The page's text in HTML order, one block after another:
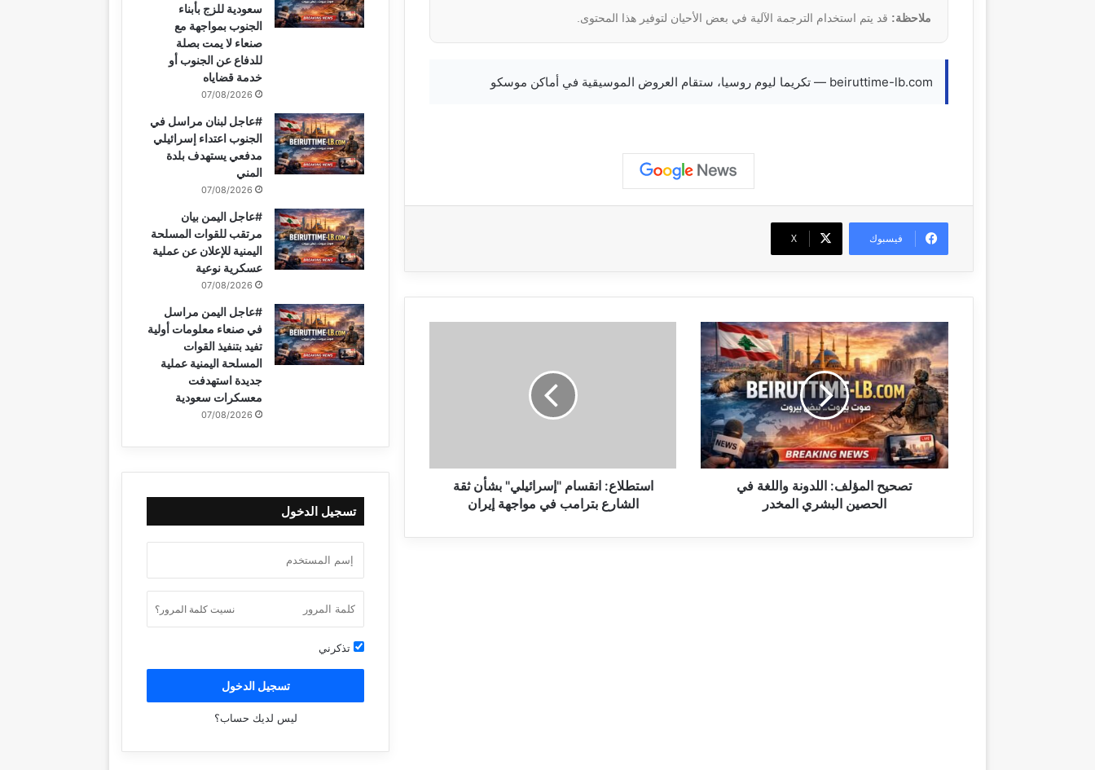
ملاحظة: قد يتم استخدام الترجمة الآلية في بعض الأحيان لتوفير هذا المحتوى.
beiruttime-lb.com — تكريما ليوم روسيا، ستقام العروض الموسيقية في أماكن موسكو
فيسبوك ‫X
ت
ص
ح
ي
ح
ا
ل
م
ؤ
ا
تصحيح المؤلف: اللدونة واللغة في
الحصين البشري المخدر
ا
ا
استطلاع: انقسام "إسرائيلي" بشأن ثقة
الشارع بترامب في مواجهة إيران
سعودية للزج بأبناء
الجنوب بمواجهة مع
صنعاء لا يمت بصلة
للدفاع عن الجنوب أو
خدمة قضاياه
07/08/2026
#عاجل لبنان مراسل في
الجنوب اعتداء إسرائيلي
مدفعي يستهدف بلدة
المني
07/08/2026
#عاجل اليمن بيان
مرتقب للقوات المسلحة
اليمنية للإعلان عن عملية
عسكرية نوعية
07/08/2026
#عاجل اليمن مراسل
في صنعاء معلومات أولية
تفيد بتنفيذ القوات
المسلحة اليمنية عملية
جديدة استهدفت
معسكرات سعودية
07/08/2026
تسجيل الدخول
نسيت كلمة المرور؟
تذكرني
تسجيل الدخول
ليس لديك حساب؟